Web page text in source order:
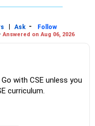
term life
till your financial
every year.
managed mutual
into a
a well-diversified
strategy can
not the main one.
| Ask -
Follow
Answered on Aug 06, 2026
with CSE unless you
curriculum.